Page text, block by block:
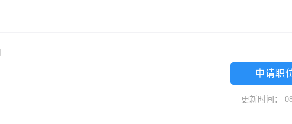
申请职
更新时间：